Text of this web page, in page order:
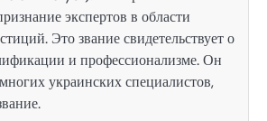
экспертов в области
Это звание свидетельствует о
и профессионализме. Он
украинских специалистов,